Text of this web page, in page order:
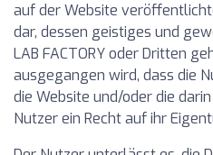
auf der Website
dar, dessen geistiges und
LAB FACTORY oder Dritten
ausgegangen wird, dass die
die Website und/oder die
Nutzer ein Recht auf ihr